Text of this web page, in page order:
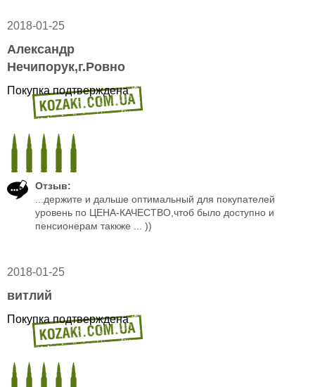
2018-01-25
Александр
Нечипорук,г.Ровно
Покупка подтверждена
Отзыв:
...держите и дальше оптимальный для покупателей
уровень по ЦЕНА-КАЧЕСТВО,чтоб было доступно и
пенсионерам таккже ... ))
2018-01-25
витлий
Покупка подтверждена